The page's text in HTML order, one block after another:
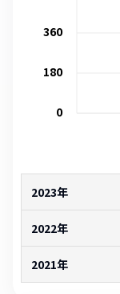
0
180
360
2023年
2022年
2021年